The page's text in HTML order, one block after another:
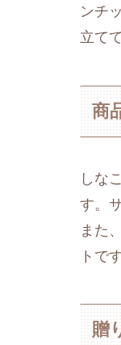
ンチ
立て
商
しな
す。
また
トで
贈